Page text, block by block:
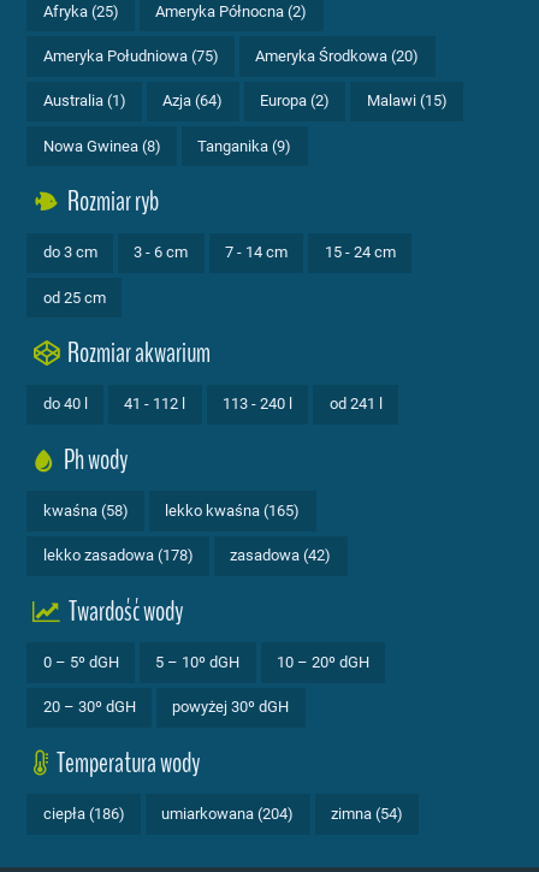
Afryka (25) Ameryka Północna (2)
Ameryka Południowa (75) Ameryka Środkowa (20)
Australia (1) Azja (64) Europa (2) Malawi (15)
Nowa Gwinea (8) Tanganika (9)
Rozmiar ryb
do 3 cm 3 - 6 cm 7 - 14 cm 15 - 24 cm
od 25 cm
Rozmiar akwarium
do 40 l 41 - 112 l 113 - 240 l od 241 l
Ph wody
kwaśna (58) lekko kwaśna (165)
lekko zasadowa (178) zasadowa (42)
Twardość wody
0 – 5º dGH 5 – 10º dGH 10 – 20º dGH
20 – 30º dGH powyżej 30º dGH
Temperatura wody
ciepła (186) umiarkowana (204) zimna (54)